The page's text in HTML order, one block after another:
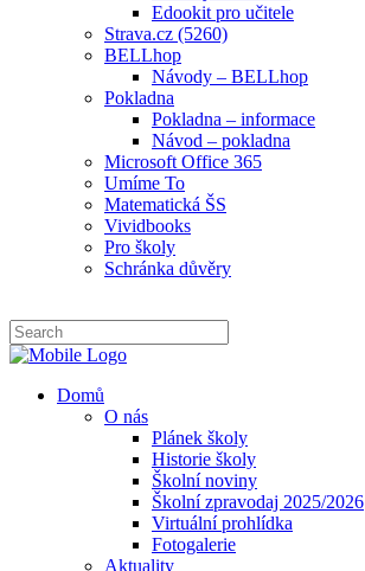
Edookit pro učitele
Strava.cz (5260)
BELLhop
Návody – BELLhop
Pokladna
Pokladna – informace
Návod – pokladna
Microsoft Office 365
Umíme To
Matematická ŠS
Vividbooks
Pro školy
Schránka důvěry
Domů
O nás
Plánek školy
Historie školy
Školní noviny
Školní zpravodaj 2025/2026
Virtuální prohlídka
Fotogalerie
Aktuality